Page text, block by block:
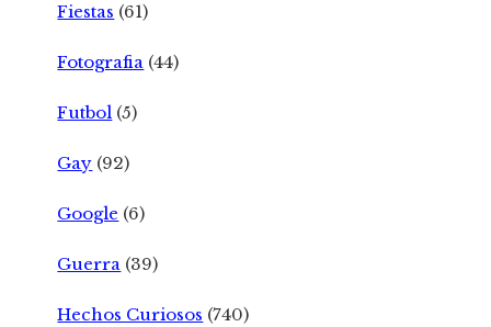
Fiestas (61)
Fotografia (44)
Futbol (5)
Gay (92)
Google (6)
Guerra (39)
Hechos Curiosos (740)